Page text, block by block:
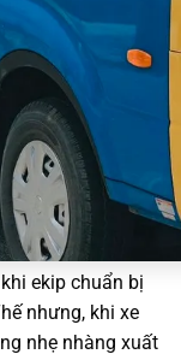
ekip chuẩn bị
nhưng, khi xe
nhẹ nhàng xuất